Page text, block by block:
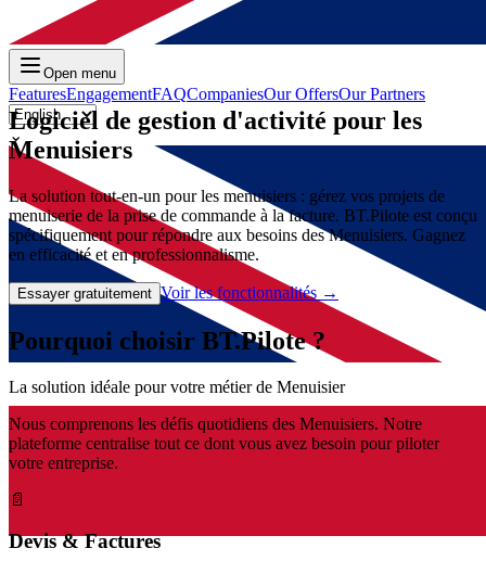
Open menu
FeaturesEngagementFAQCompaniesOur OffersOur Partners
⌄
Logiciel de gestion d'activité pour les
Menuisiers
La solution tout-en-un pour les menuisiers : gérez vos projets de
menuiserie de la prise de commande à la facture. BT.Pilote est conçu
spécifiquement pour répondre aux besoins des Menuisiers. Gagnez
en efficacité et en professionnalisme.
Essayer gratuitement Voir les fonctionnalités →
Pourquoi choisir BT.Pilote ?
La solution idéale pour votre métier de Menuisier
Nous comprenons les défis quotidiens des Menuisiers. Notre
plateforme centralise tout ce dont vous avez besoin pour piloter
votre entreprise.
Devis & Factures